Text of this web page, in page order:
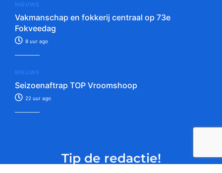
NIEUWS
Vakmanschap en fokkerij centraal op 73e
Fokveedag
8 uur ago
NIEUWS
Seizoenaftrap TOP Vroomshoop
22 uur ago
Tip de redactie!